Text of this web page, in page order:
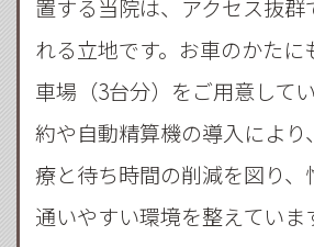
置する当院は、アクセス抜群
れる立地です。お車のかたに
車場（3台分）をご用意して
約や自動精算機の導入により
療と待ち時間の削減を図り、
通いやすい環境を整えていま